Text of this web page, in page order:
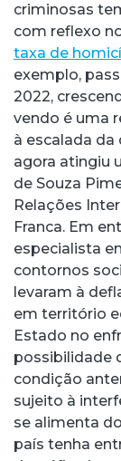
criminosas
com reflexo
taxa de
exemplo,
2022,
vendo é uma
à escalada
agora atingiu
de Souza
Relações
Franca. Em
especialista
contornos
levaram à
em território
Estado no
possibilidade
condição
sujeito à
se alimenta
país tenha